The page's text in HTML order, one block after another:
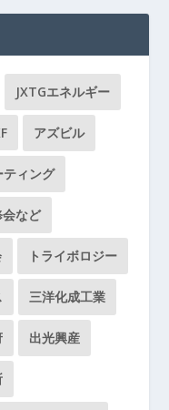
JXTGエネルギー
アズビル
ティング
など
トライボロジー
三洋化成工業
出光興産